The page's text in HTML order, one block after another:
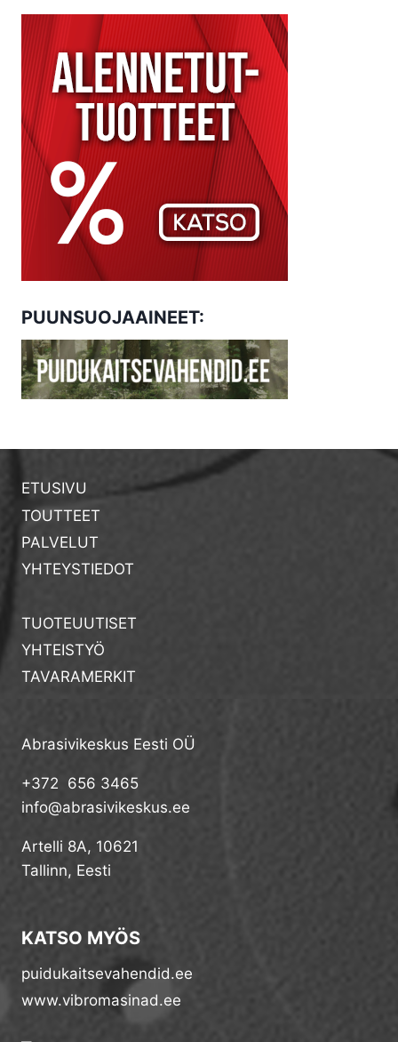
PUUNSUOJAAINEET:
ETUSIVU
TOUTTEET
PALVELUT
YHTEYSTIEDOT
TUOTEUUTISET
YHTEISTYÖ
TAVARAMERKIT
Abrasivikeskus Eesti OÜ
+372 656 3465
info@abrasivikeskus.ee
Artelli 8A, 10621
Tallinn, Eesti
KATSO MYÖS
puidukaitsevahendid.ee
www.vibromasinad.ee